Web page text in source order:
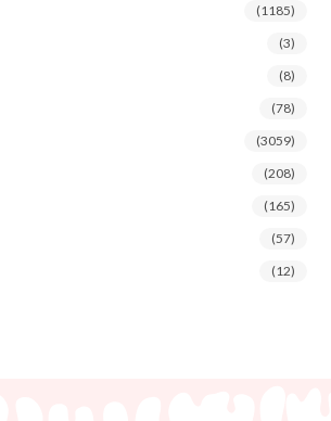
(1185)
(3)
(8)
(78)
(3059)
(208)
(165)
(57)
(12)